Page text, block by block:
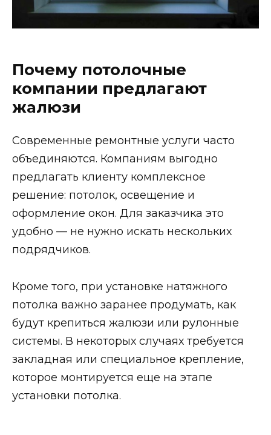
Почему потолочные
компании предлагают
жалюзи
Современные ремонтные услуги часто
объединяются. Компаниям выгодно
предлагать клиенту комплексное
решение: потолок, освещение и
оформление окон. Для заказчика это
удобно — не нужно искать нескольких
подрядчиков.
Кроме того, при установке натяжного
потолка важно заранее продумать, как
будут крепиться жалюзи или рулонные
системы. В некоторых случаях требуется
закладная или специальное крепление,
которое монтируется еще на этапе
установки потолка.